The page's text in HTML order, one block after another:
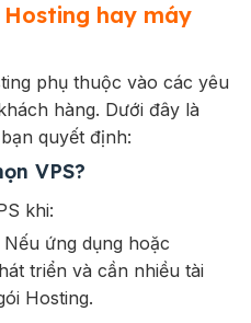
hay máy
phụ thuộc vào các yêu
hàng. Dưới đây là
quyết định:
VPS?
khi:
Nếu ứng dụng hoặc
triển và cần nhiều tài
Hosting.